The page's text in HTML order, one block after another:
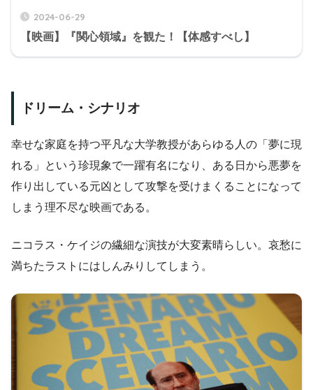
2024-06-29
【映画】『関心領域』を観た！【体感すべし】
ドリーム・シナリオ
幸せな家庭を持つ平凡な大学教授があらゆる人の「夢に現
れる」という珍現象で一躍有名になり、ある日から悪夢を
作り出している元凶として攻撃を受けまくることになって
しまう理不尽な映画である。
ニコラス・ケイジの繊細な演技が大変素晴らしい。哀愁に
満ちたラストにはしんみりしてしまう。